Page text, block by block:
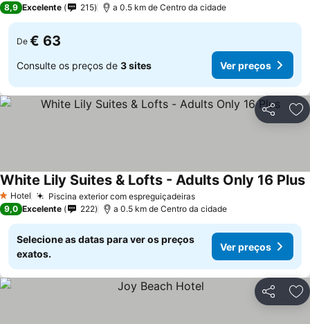
8,9 Excelente 215 a 0.5 km de Centro da cidade
De € 63
Consulte os preços de 3 sites Ver preços
Partilhar
1 Estrelas
Hotel Piscina exterior com espreguiçadeirasVer preços
White Lily Suites & Lofts - Adults Only 16 Plus
9,0 Excelente 222 a 0.5 km de Centro da cidade
Selecione as datas para ver os preços
exatos.
Ver preços
Partilhar